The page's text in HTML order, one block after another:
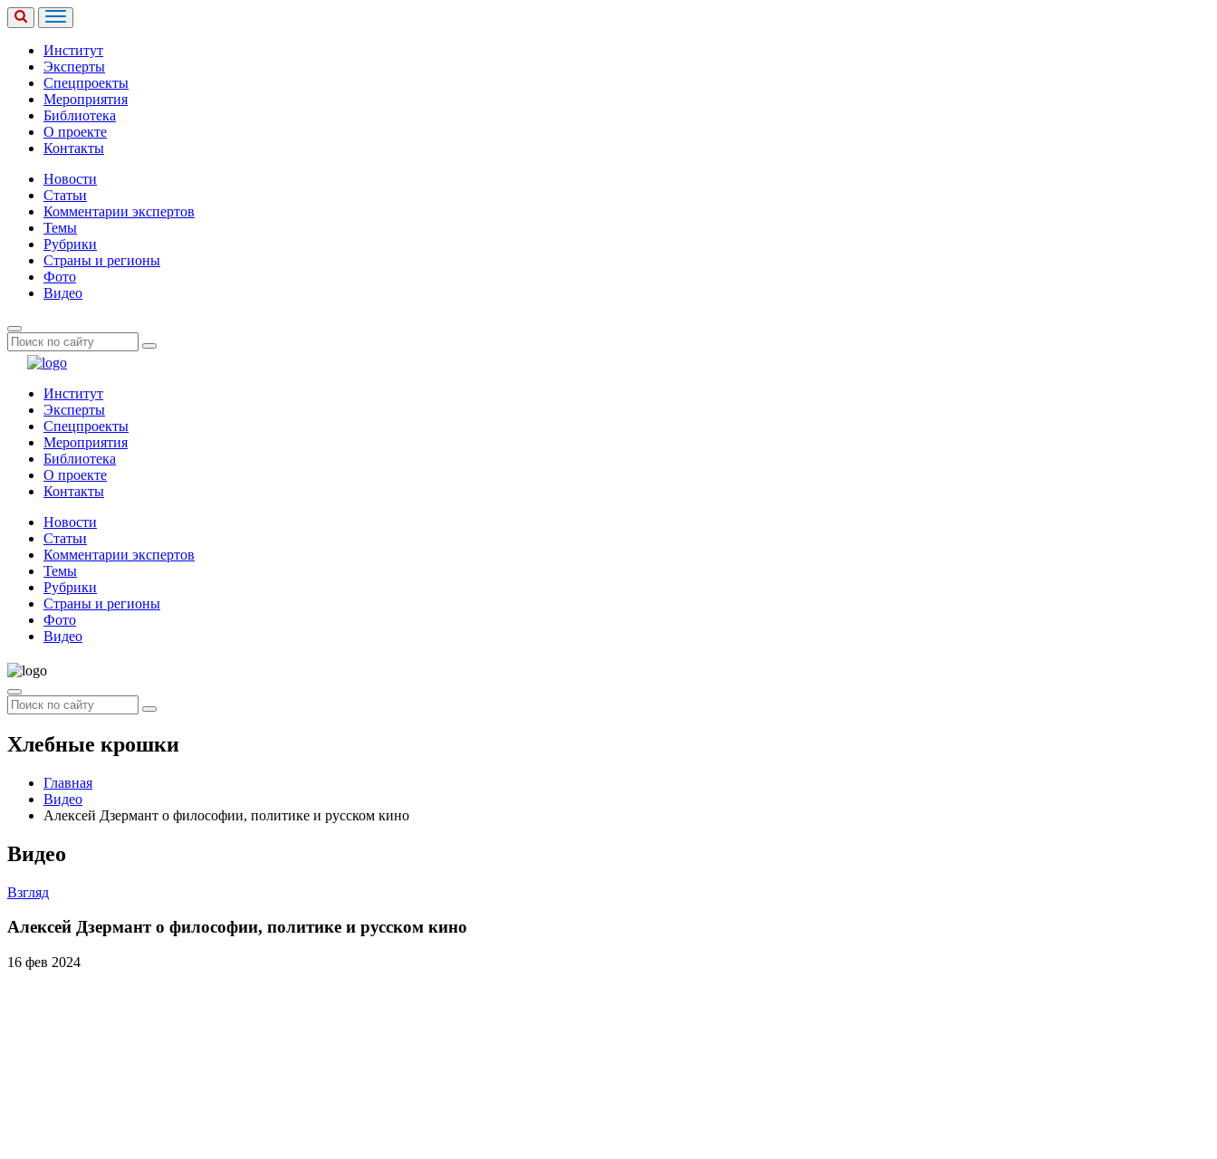
Институт
Эксперты
Спецпроекты
Мероприятия
Библиотека
О проекте
Контакты
Новости
Статьи
Комментарии экспертов
Темы
Рубрики
Страны и регионы
Фото
Видео
Институт
Эксперты
Спецпроекты
Мероприятия
Библиотека
О проекте
Контакты
Новости
Статьи
Комментарии экспертов
Темы
Рубрики
Страны и регионы
Фото
Видео
Хлебные крошки
Главная
Видео
Алексей Дзермант о философии, политике и русском кино
Видео
Взгляд
Алексей Дзермант о философии, политике и русском кино
16 фев 2024